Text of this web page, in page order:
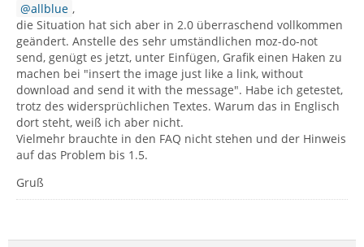
allblue ,
die Situation hat sich aber in 2.0 überraschend vollkommen
geändert. Anstelle des sehr umständlichen moz-do-not
send, genügt es jetzt, unter Einfügen, Grafik einen Haken zu
machen bei "insert the image just like a link, without
download and send it with the message". Habe ich getestet,
trotz des widersprüchlichen Textes. Warum das in Englisch
dort steht, weiß ich aber nicht.
Vielmehr brauchte in den FAQ nicht stehen und der Hinweis
auf das Problem bis 1.5.
Gruß